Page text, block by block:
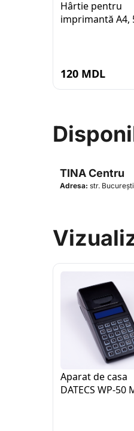
Hârtie pentru
imprimantă A4,
120 MDL
TINA Centru
Adresa: str.
Aparat de casa
DATECS WP-50